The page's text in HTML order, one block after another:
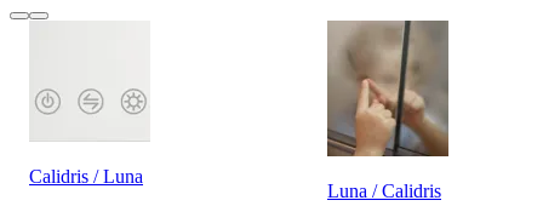
Calidris / Luna
Luna / Calidris